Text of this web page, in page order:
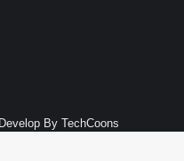
By TechCoons